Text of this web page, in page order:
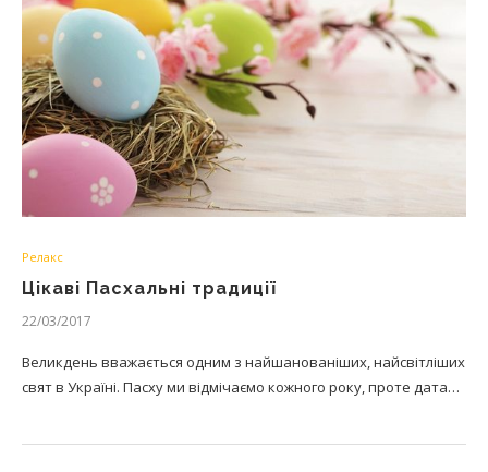
Релакс
Цікаві Пасхальні традиції
22/03/2017
Великдень вважається одним з найшанованіших, найсвітліших
свят в Україні. Пасху ми відмічаємо кожного року, проте дата…